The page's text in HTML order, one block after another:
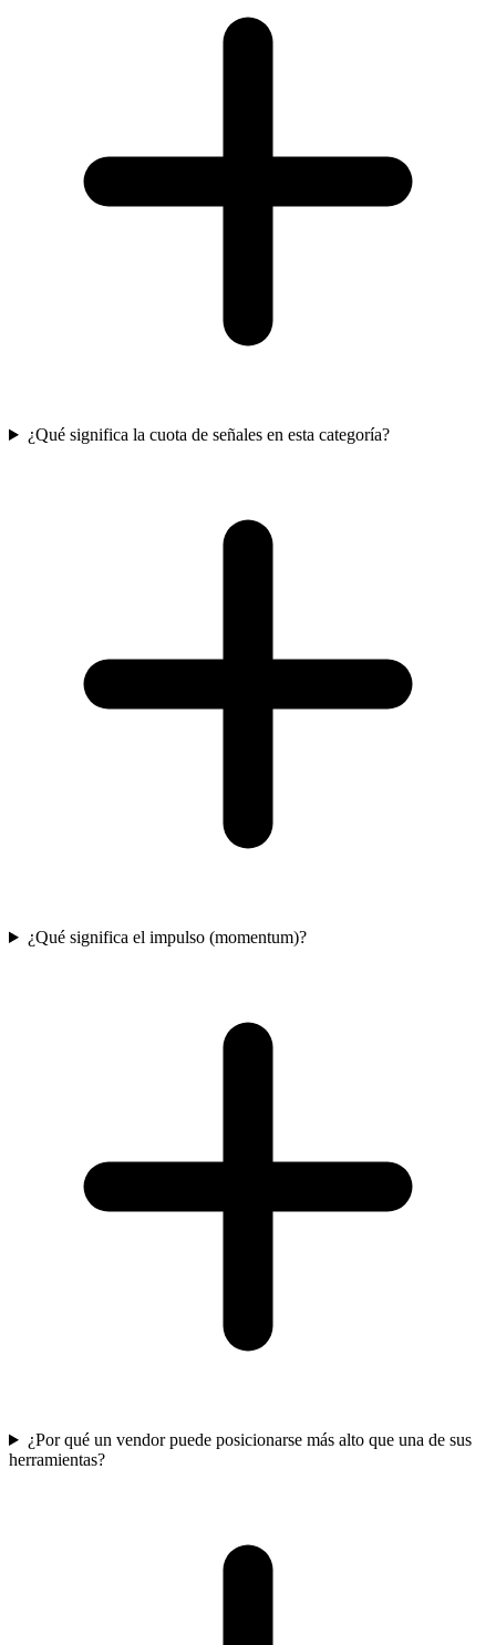
¿Qué significa la cuota de señales en esta categoría?
¿Qué significa el impulso (momentum)?
¿Por qué un vendor puede posicionarse más alto que una de sus
herramientas?